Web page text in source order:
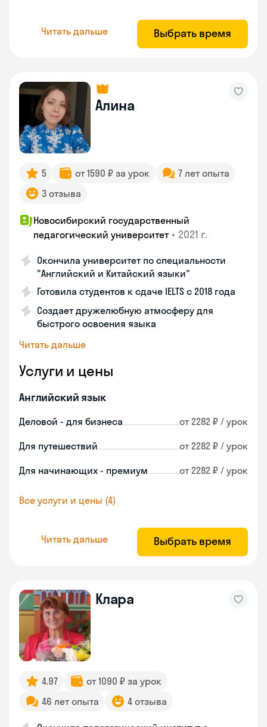
Читать дальше Выбрать время
Алина
5 от 1590 ₽ за урок
7 лет опыта
3 отзыва
Новосибирский государственный
педагогический университет • 2021 г.
Окончила университет по специальности
"Английский и Китайский языки"
Готовила студентов к сдаче IELTS с 2018 года
Создает дружелюбную атмосферу для
быстрого освоения языка
Читать дальше
Услуги и цены
Английский язык
Деловой - для бизнеса от 2282 ₽ / урок
Для путешествий от 2282 ₽ / урок
Для начинающих - премиум от 2282 ₽ / урок
Все услуги и цены (4)
Читать дальше Выбрать время
Клара
4.97
от 1090 ₽ за урок
46 лет опыта
4 отзыва